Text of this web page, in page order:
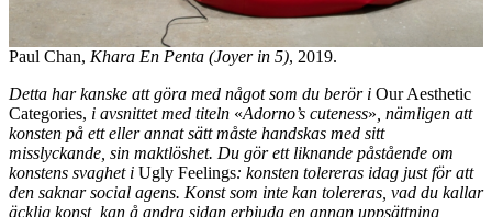
Paul Chan, Khara En Penta (Joyer in 5), 2019.
Detta har kanske att göra med något som du berör i Our Aesthetic
Categories, i avsnittet med titeln «Adorno’s cuteness» , nämligen att
konsten på ett eller annat sätt måste handskas med sitt
misslyckande, sin maktlöshet. Du gör ett liknande påstående om
konstens svaghet i Ugly Feelings: konsten tolereras idag just för att
den saknar social agens. Konst som inte kan tolereras, vad du kallar
äcklig konst, kan å andra sidan erbjuda en annan uppsättning